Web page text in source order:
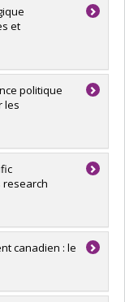
et
politique
les
research
canadien : le